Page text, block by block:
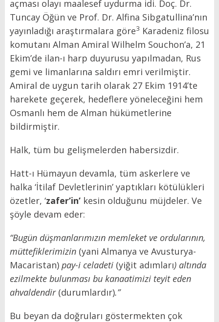
açması olayı maalesef uydurma idi. Doç. Dr.
Tuncay Öğün ve Prof. Dr. Alfina Sibgatullina’nın
yayınladığı araştırmalara göre3 Karadeniz filosu
komutanı Alman Amiral Wilhelm Souchon’a, 21
Ekim’de ilan-ı harp duyurusu yapılmadan, Rus
gemi ve limanlarına saldırı emri verilmiştir.
Amiral de uygun tarih olarak 27 Ekim 1914’te
harekete geçerek, hedeflere yöneleceğini hem
Osmanlı hem de Alman hükümetlerine
bildirmiştir.
Halk, tüm bu gelişmelerden habersizdir.
Hatt-ı Hümayun devamla, tüm askerlere ve
halka ‘İtilaf Devletlerinin’ yaptıkları kötülükleri
özetler, ‘zafer’in’ kesin olduğunu müjdeler. Ve
şöyle devam eder:
“Bugün düşmanlarımızın memleket ve ordularının,
müttefiklerimizin (yani Almanya ve Avusturya-
Macaristan) pay-i celadeti (yiğit adımları) altında
ezilmekte bulunması bu kanaatimizi teyit eden
ahvaldendir (durumlardır).”
Bu beyan da doğruları göstermekten çok